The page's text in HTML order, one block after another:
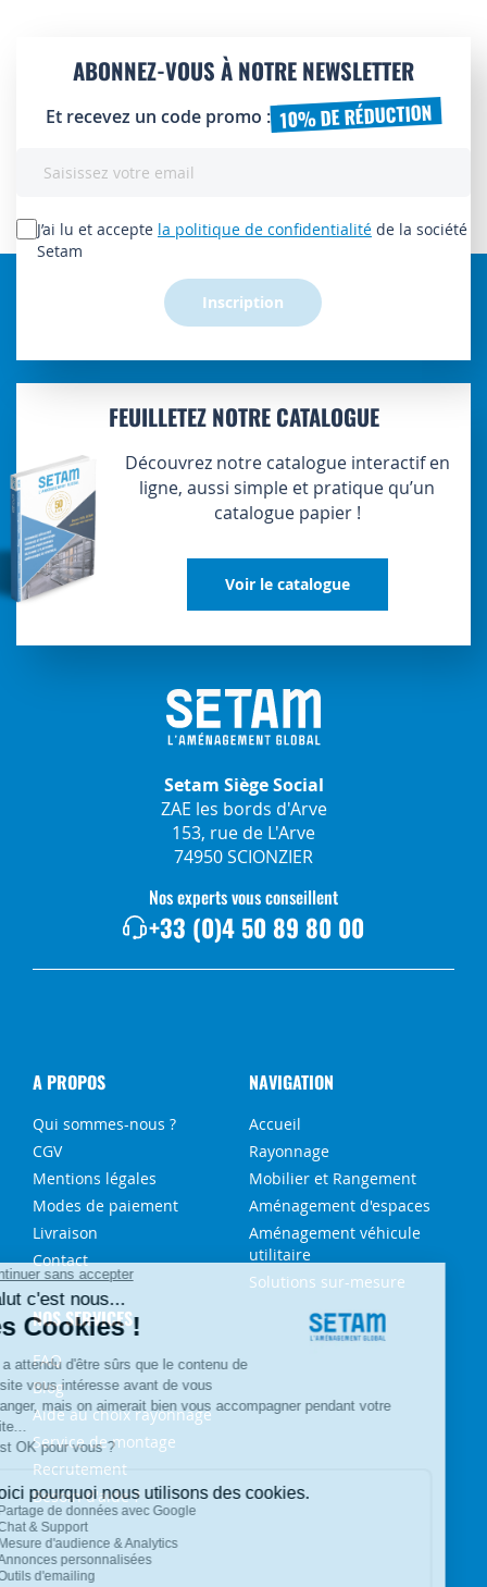
ABONNEZ-VOUS À NOTRE NEWSLETTER
Et recevez un code promo : 10% DE RÉDUCTION
lettre
d’information
J’ai lu et accepte la politique de confidentialité de la société
Setam
Inscription
FEUILLETEZ NOTRE CATALOGUE
Découvrez notre catalogue interactif en
ligne, aussi simple et pratique qu’un
catalogue papier !
Voir le catalogue
Setam Siège Social
ZAE les bords d'Arve
153, rue de L'Arve
74950 SCIONZIER
Nos experts vous conseillent
+33 (0)4 50 89 80 00
A PROPOS
Qui sommes-nous ?
CGV
Mentions légales
Modes de paiement
Livraison
Contact
NAVIGATION
Accueil
Rayonnage
Mobilier et Rangement
Aménagement d'espaces
Aménagement véhicule
utilitaire
Solutions sur-mesure
NOS SERVICES
FAQ
Blog
Aide au choix rayonnage
Service de montage
Recrutement
Besoin d'aide ?